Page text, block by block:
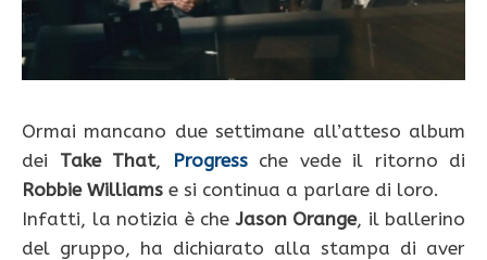
Ormai mancano due settimane all’atteso album
dei Take That, Progressche vede il ritorno di
Robbie Williams e si continua a parlare di loro.
Infatti, la notizia è cheJason Orange, il ballerino
del gruppo, ha dichiarato alla stampa di aver